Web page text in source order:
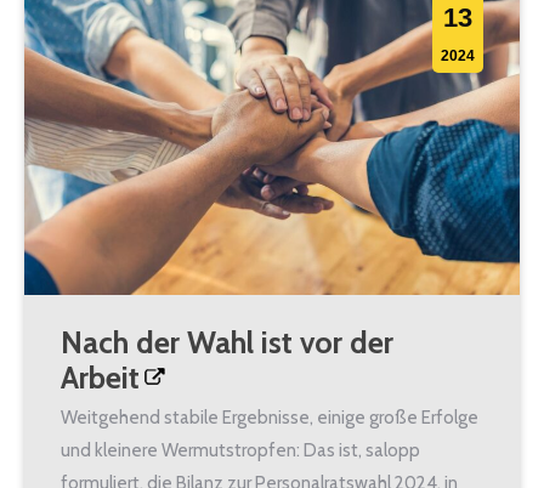
13
2024
Nach der Wahl ist vor der
Arbeit
Weitgehend stabile Ergebnisse, einige große Erfolge
und kleinere Wermutstropfen: Das ist, salopp
formuliert, die Bilanz zur Personalratswahl 2024, in